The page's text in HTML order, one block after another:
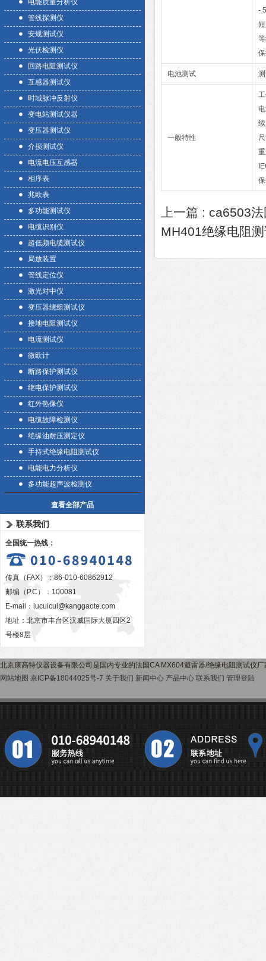
电能质量分析仪
管线探测仪
安规测试仪
光伏检测仪
回路电阻测试仪
互感器测试仪
时域脉冲反射仪
变电站测试仪器
变压器测试仪
介损测试仪
电流电压互感器
相序表
兆欧表
多功能测试仪
电缆识别仪
超低频电缆测试仪
局放装置
管线定位仪
激光对中仪
变压器绕组测试仪
接地电阻测试仪
电流测试仪
微欧计
断路保护测试仪
继电保护测试仪
红外热像仪
电缆故障检测仪
绝缘油耐压测定仪
手持式绝缘电阻测试仪
电能电力分析仪
多功能超声波检测仪
查看全部产品
联系我们
全国统一热线：
传真（FAX）：86-010-60862912
邮编（P.C）：100081
E-mail： lucuicui@kanggaote.com
地址：北京市丰台区汉威国际大厦四区2
号楼8层
-
电池测试
一般特性
上一篇 : ca6503
MH401绝缘电阻
北京康高特仪器设备有限公司是国内专业的法国CA MX604避雷器/绝缘电阻测试仪
网站地图 京ICP备18044025号-7 关于我们 新闻中心 产品中心 联系我们 管理登陆